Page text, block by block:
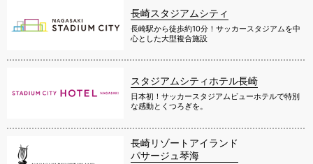
長崎スタジアムシティ
長崎駅から徒歩約10分！サッカースタジアムを中
心とした大型複合施設
スタジアムシティホテル長崎
日本初！サッカースタジアムビューホテルで特別
な感動とくつろぎを。
長崎リゾートアイランド
パサージュ琴海